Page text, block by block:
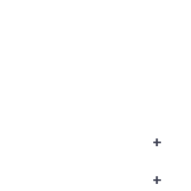
+
+